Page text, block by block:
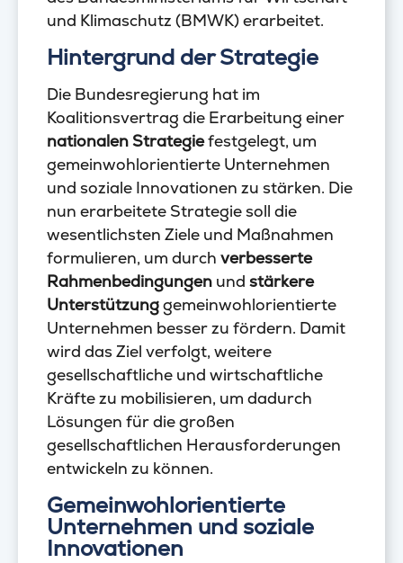
und Klimaschutz (BMWK) erarbeitet.
Hintergrund der Strategie
Die Bundesregierung hat im
Koalitionsvertrag die Erarbeitung einer
nationalen Strategiefestgelegt, um
gemeinwohlorientierte Unternehmen
und soziale Innovationen zu stärken. Die
nun erarbeitete Strategie soll die
wesentlichsten Ziele und Maßnahmen
formulieren, um durch verbesserte
Rahmenbedingungen und stärkere
Unterstützunggemeinwohlorientierte
Unternehmen besser zu fördern. Damit
wird das Ziel verfolgt, weitere
gesellschaftliche und wirtschaftliche
Kräfte zu mobilisieren, um dadurch
Lösungen für die großen
gesellschaftlichen Herausforderungen
entwickeln zu können.
Gemeinwohlorientierte
Unternehmen und soziale
Innovationen